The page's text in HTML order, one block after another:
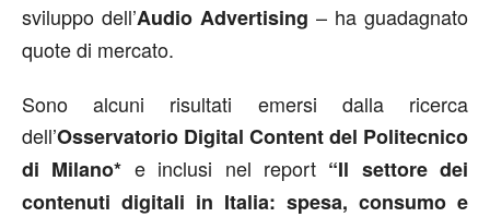
sviluppo dell’Audio Advertising – ha guadagnato
quote di mercato.
Sono alcuni risultati emersi dalla ricerca
dell’Osservatorio Digital Contentdel Politecnico
di Milano* e inclusi nel report “Il settore dei
contenuti digitali in Italia: spesa, consumo e